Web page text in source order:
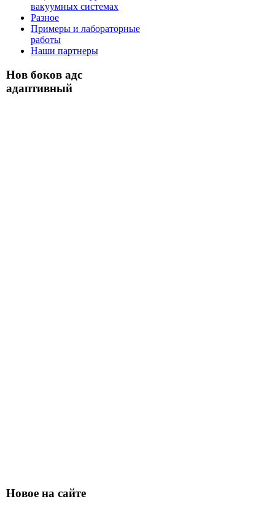
вакуумных системах
Разное
Примеры и лабораторные
работы
Наши партнеры
Нов боков адс
адаптивный
Новое на сайте